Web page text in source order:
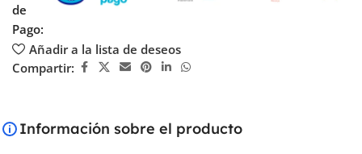
de
Pago:
Añadir a la lista de deseos
Compartir:
Información sobre el producto